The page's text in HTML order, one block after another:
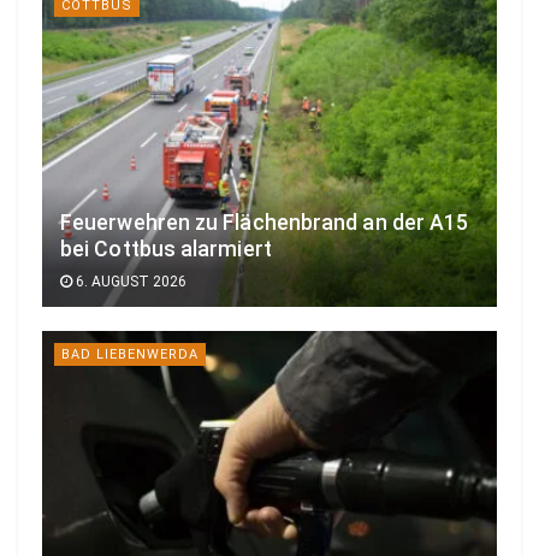
COTTBUS
Feuerwehren zu Flächenbrand an der A15
bei Cottbus alarmiert
6. AUGUST 2026
BAD LIEBENWERDA